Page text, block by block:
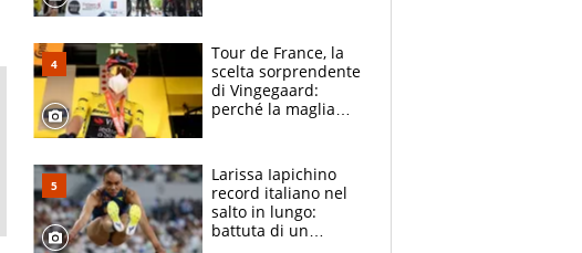
compagni
Tour de France, la
scelta sorprendente
di Vingegaard:
perché la maglia
rischio da evitare
Larissa Iapichino
record italiano nel
salto in lungo:
battuta di un